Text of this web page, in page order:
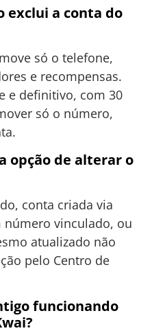
exclui a conta do
só o telefone,
e recompensas.
e definitivo, com 30
só o número,
opção de alterar o
conta criada via
número vinculado, ou
atualizado não
pelo Centro de
funcionando